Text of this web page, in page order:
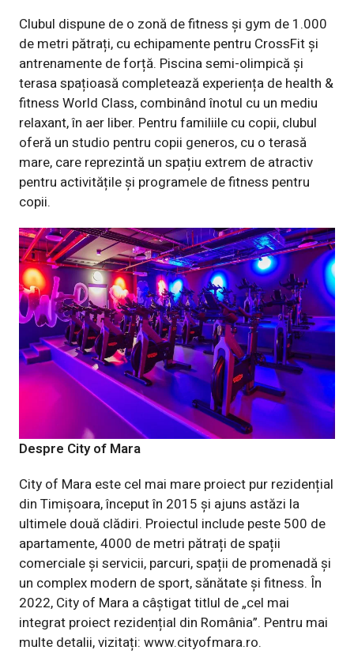
Clubul dispune de o zonă de fitness și gym de 1.000
de metri pătrați, cu echipamente pentru CrossFit și
antrenamente de forță. Piscina semi-olimpică și
terasa spațioasă completează experiența de health &
fitness World Class, combinând înotul cu un mediu
relaxant, în aer liber. Pentru familiile cu copii, clubul
oferă un studio pentru copii generos, cu o terasă
mare, care reprezintă un spațiu extrem de atractiv
pentru activitățile și programele de fitness pentru
copii.
Despre City of Mara
City of Mara este cel mai mare proiect pur rezidențial
din Timișoara, început în 2015 și ajuns astăzi la
ultimele două clădiri. Proiectul include peste 500 de
apartamente, 4000 de metri pătrați de spații
comerciale și servicii, parcuri, spații de promenadă și
un complex modern de sport, sănătate și fitness. În
2022, City of Mara a câștigat titlul de „cel mai
integrat proiect rezidențial din România”. Pentru mai
multe detalii, vizitați: www.cityofmara.ro.